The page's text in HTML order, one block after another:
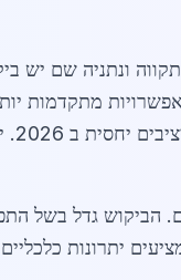
ונתניה שם יש
מתקדמות
הביקוש גדל בשל
יתרונות